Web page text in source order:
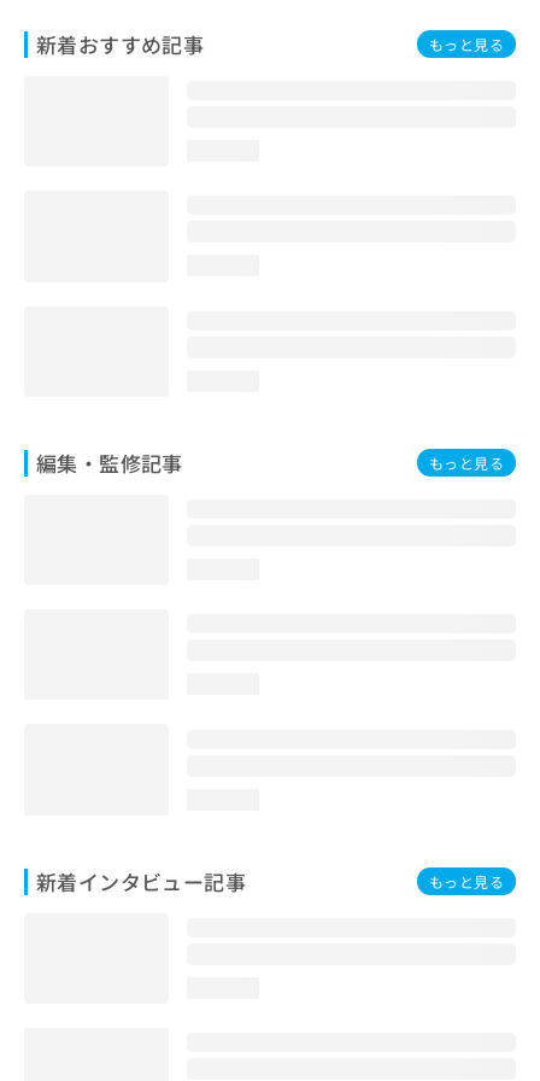
新着おすすめ記事 もっと見る
編集・監修記事 もっと見る
新着インタビュー記事 もっと見る
問